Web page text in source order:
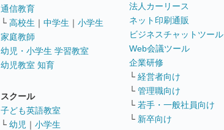
通信教育
└ 高校生 ｜ 中学生 ｜ 小学生
家庭教師
幼児・小学生 学習教室
幼児教室 知育
スクール
子ども英語教室
└ 幼児 ｜ 小学生
法人カーリース
ネット印刷通販
ビジネスチャットツール
Web会議ツール
企業研修
└ 経営者向け
└ 管理職向け
└ 若手・一般社員向け
└ 新卒向け